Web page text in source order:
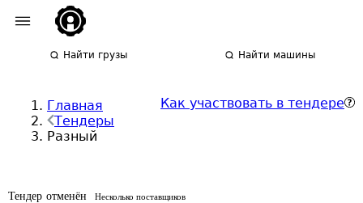
Найти грузы Найти машины
Главная
Тендеры
Разный
Как участвовать в тендере
Тендер отменён Несколько поставщиков